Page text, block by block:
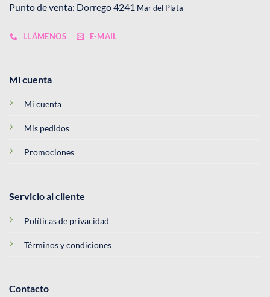
Punto de venta: Dorrego 4241 Mar del Plata
LLÁMENOS E-MAIL
Mi cuenta
Mi cuenta
Mis pedidos
Promociones
Servicio al cliente
Políticas de privacidad
Términos y condiciones
Contacto